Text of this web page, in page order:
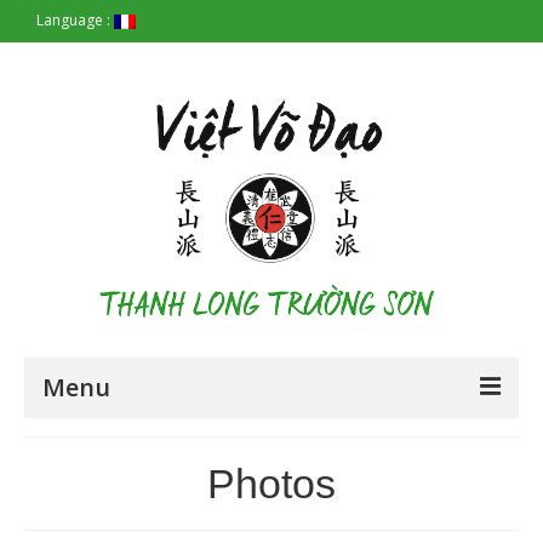
Language :
Menu
Photos